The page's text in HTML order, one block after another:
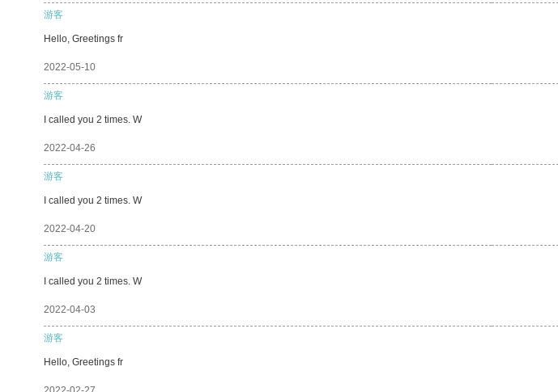
游客
Hello, Greetings fr
2022-05-10
游客
I called you 2 times. W
2022-04-26
游客
I called you 2 times. W
2022-04-20
游客
I called you 2 times. W
2022-04-03
游客
Hello, Greetings fr